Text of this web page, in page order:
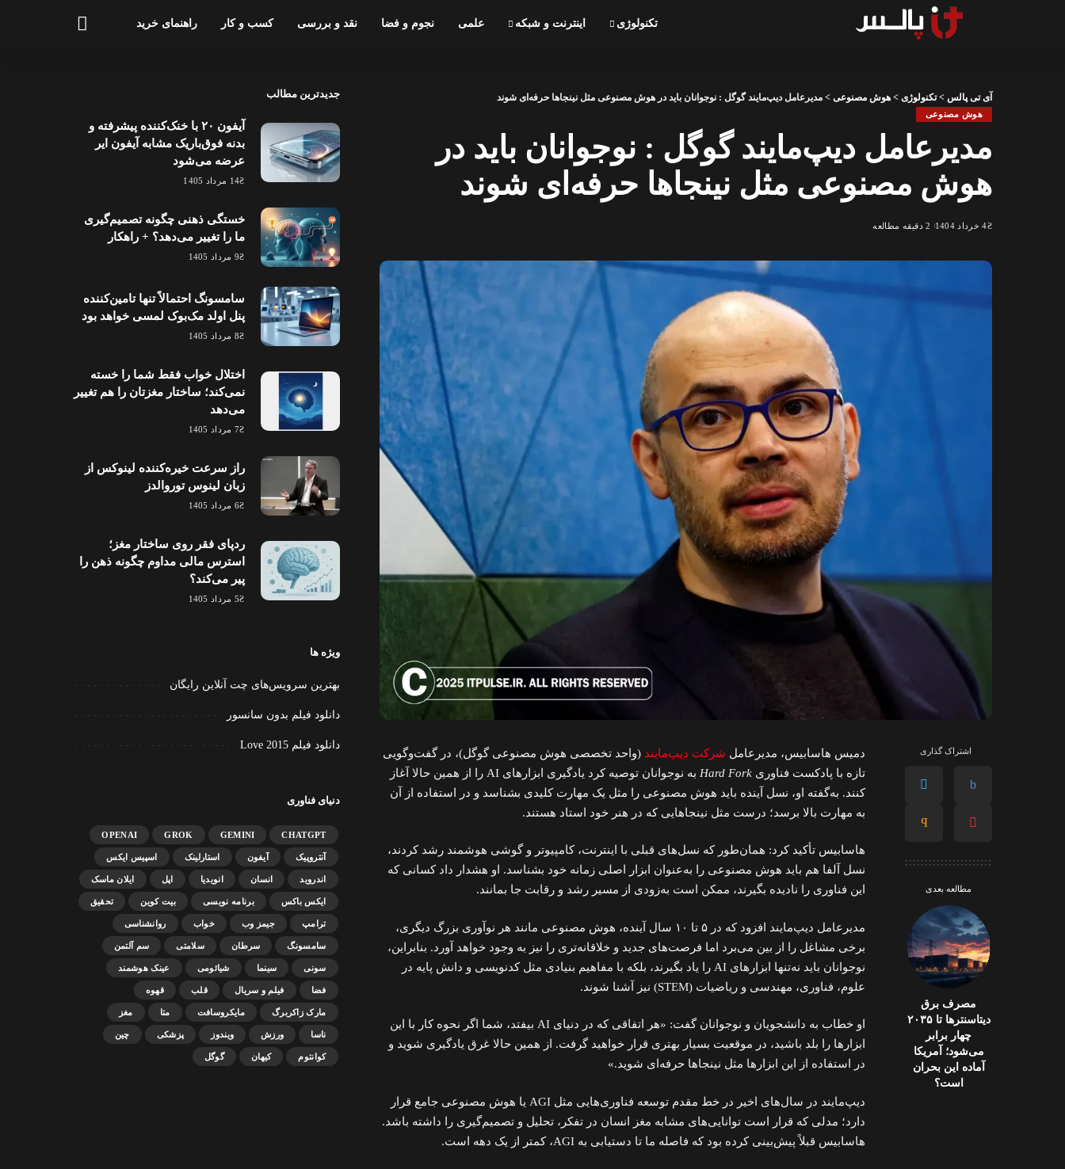
تکنولوژی اینترنت و شبکه علمی نجوم و فضا نقد و بررسی کسب و کار راهنمای خرید
آی تی پالس >تکنولوژی > هوش مصنوعی > مدیرعامل دیپ‌مایند گوگل : نوجوانان باید در هوش مصنوعی مثل نینجاها حرفه‌ای شوند
هوش مصنوعی
مدیرعامل دیپ‌مایند گوگل : نوجوانان باید در
هوش مصنوعی مثل نینجاها حرفه‌ای شوند
4 خرداد 1404 2 دقیقه مطالعه
اشتراک گذاری
مطالعه بعدی
مصرف برق
دیتاسنترها تا ۲۰۳۵
چهار برابر
می‌شود؛ آمریکا
آماده این بحران
است؟
دمیس هاسابیس، مدیرعامل شرکت دیپ‌مایند (واحد تخصصی هوش مصنوعی گوگل)، در گفت‌وگویی
تازه با پادکست فناوری Hard Fork
به نوجوانان توصیه کرد یادگیری ابزارهای AI را از همین حالا آغاز
کنند. به‌گفته او، نسل آینده باید هوش مصنوعی را مثل یک مهارت کلیدی بشناسد و در استفاده از آن
به مهارت بالا برسد؛ درست مثل نینجاهایی که در هنر خود استاد هستند.
هاسابیس تأکید کرد: همان‌طور که نسل‌های قبلی با اینترنت، کامپیوتر و گوشی هوشمند رشد کردند،
نسل آلفا هم باید هوش مصنوعی را به‌عنوان ابزار اصلی زمانه خود بشناسد. او هشدار داد کسانی که
این فناوری را نادیده بگیرند، ممکن است به‌زودی از مسیر رشد و رقابت جا بمانند.
مدیرعامل دیپ‌مایند افزود که در ۵ تا ۱۰ سال آینده، هوش مصنوعی مانند هر نوآوری بزرگ دیگری،
برخی مشاغل را از بین می‌برد اما فرصت‌های جدید و خلاقانه‌تری را نیز به وجود خواهد آورد. بنابراین،
نوجوانان باید نه‌تنها ابزارهای AI را یاد بگیرند، بلکه با مفاهیم بنیادی مثل کدنویسی و دانش پایه در
علوم، فناوری، مهندسی و ریاضیات (STEM) نیز آشنا شوند.
او خطاب به دانشجویان و نوجوانان گفت: «هر اتفاقی که در دنیای AI بیفتد، شما اگر نحوه کار با این
ابزارها را بلد باشید، در موقعیت بسیار بهتری قرار خواهید گرفت. از همین حالا غرق یادگیری شوید و
در استفاده از این ابزارها مثل نینجاها حرفه‌ای شوید.»
دیپ‌مایند در سال‌های اخیر در خط مقدم توسعه فناوری‌هایی مثل AGI یا هوش مصنوعی جامع قرار
دارد؛ مدلی که قرار است توانایی‌های مشابه مغز انسان در تفکر، تحلیل و تصمیم‌گیری را داشته باشد.
هاسابیس قبلاً پیش‌بینی کرده بود که فاصله ما تا دستیابی به AGI، کمتر از یک دهه است.
جدیدترین مطالب
آیفون ۲۰ با خنک‌کننده پیشرفته و
بدنه فوق‌باریک مشابه آیفون ایر
عرضه می‌شود
14 مرداد 1405
خستگی ذهنی چگونه تصمیم‌گیری
ما را تغییر می‌دهد؟ + راهکار
9 مرداد 1405
سامسونگ احتمالاً تنها تامین‌کننده
پنل اولد مک‌بوک لمسی خواهد بود
8 مرداد 1405
اختلال خواب فقط شما را خسته
نمی‌کند؛ ساختار مغزتان را هم تغییر
می‌دهد
7 مرداد 1405
راز سرعت خیره‌کننده لینوکس از
زبان لینوس توروالدز
6 مرداد 1405
ردپای فقر روی ساختار مغز؛
استرس مالی مداوم چگونه ذهن را
پیر می‌کند؟
5 مرداد 1405
ویژه ها
بهترین سرویس‌های چت آنلاین رایگان
دانلود فیلم بدون سانسور
دانلود فیلم Love 2015
دنیای فناوری
CHATGPT
GEMINI
GROK
OPENAI
آنتروپیک آیفون استارلینک اسپیس ایکس
اندروید انسان انویدیا اپل ایلان ماسک
ایکس باکس برنامه نویسی بیت کوین تحقیق
ترامپ جیمز وب خواب روانشناسی
سامسونگ سرطان سلامتی سم آلتمن
سونی سینما شیائومی عینک هوشمند
فضا فیلم و سریال قلب قهوه
مارک زاکربرگ مایکروسافت متا مغز
ناسا ورزش ویندوز پزشکی چین
کوانتوم کیهان گوگل